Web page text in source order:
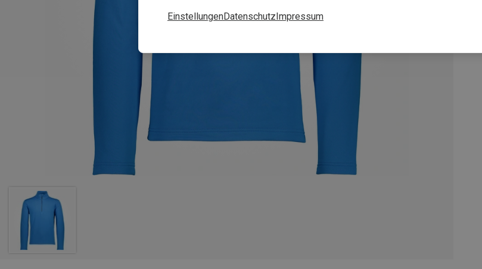
EinstellungenDatenschutz Impressum